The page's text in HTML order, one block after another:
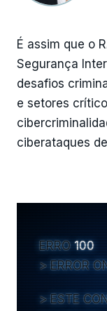
É assim que o
Segurança
desafios
e setores
ciberataques
ERRO 100
ERROR
ESTE